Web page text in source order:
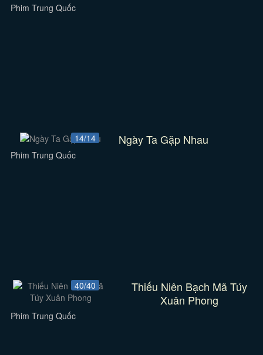
Phim Trung Quốc
14/14 Ngày Ta Gặp Nhau
Phim Trung Quốc
40/40
Thiếu Niên Bạch Mã Túy
Xuân Phong
Phim Trung Quốc